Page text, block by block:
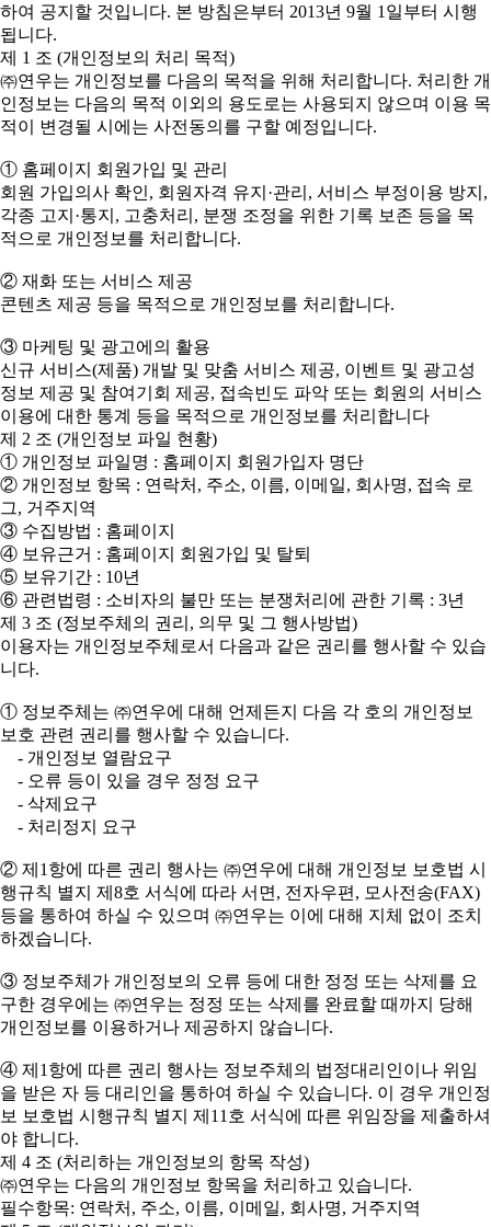
하여 공지할 것입니다. 본 방침은부터 2013년 9월 1일부터 시행
됩니다.
제 1 조 (개인정보의 처리 목적)
㈜연우는 개인정보를 다음의 목적을 위해 처리합니다. 처리한 개
인정보는 다음의 목적 이외의 용도로는 사용되지 않으며 이용 목
적이 변경될 시에는 사전동의를 구할 예정입니다.
① 홈페이지 회원가입 및 관리
회원 가입의사 확인, 회원자격 유지·관리, 서비스 부정이용 방지,
각종 고지·통지, 고충처리, 분쟁 조정을 위한 기록 보존 등을 목
적으로 개인정보를 처리합니다.
② 재화 또는 서비스 제공
콘텐츠 제공 등을 목적으로 개인정보를 처리합니다.
③ 마케팅 및 광고에의 활용
신규 서비스(제품) 개발 및 맞춤 서비스 제공, 이벤트 및 광고성
정보 제공 및 참여기회 제공, 접속빈도 파악 또는 회원의 서비스
이용에 대한 통계 등을 목적으로 개인정보를 처리합니다
제 2 조 (개인정보 파일 현황)
① 개인정보 파일명 : 홈페이지 회원가입자 명단
② 개인정보 항목 : 연락처, 주소, 이름, 이메일, 회사명, 접속 로
그, 거주지역
③ 수집방법 : 홈페이지
④ 보유근거 : 홈페이지 회원가입 및 탈퇴
⑤ 보유기간 : 10년
⑥ 관련법령 : 소비자의 불만 또는 분쟁처리에 관한 기록 : 3년
제 3 조 (정보주체의 권리, 의무 및 그 행사방법)
이용자는 개인정보주체로서 다음과 같은 권리를 행사할 수 있습
니다.
① 정보주체는 ㈜연우에 대해 언제든지 다음 각 호의 개인정보
보호 관련 권리를 행사할 수 있습니다.
- 개인정보 열람요구
- 오류 등이 있을 경우 정정 요구
- 삭제요구
- 처리정지 요구
② 제1항에 따른 권리 행사는 ㈜연우에 대해 개인정보 보호법 시
행규칙 별지 제8호 서식에 따라 서면, 전자우편, 모사전송(FAX)
등을 통하여 하실 수 있으며 ㈜연우는 이에 대해 지체 없이 조치
하겠습니다.
③ 정보주체가 개인정보의 오류 등에 대한 정정 또는 삭제를 요
구한 경우에는 ㈜연우는 정정 또는 삭제를 완료할 때까지 당해
개인정보를 이용하거나 제공하지 않습니다.
④ 제1항에 따른 권리 행사는 정보주체의 법정대리인이나 위임
을 받은 자 등 대리인을 통하여 하실 수 있습니다. 이 경우 개인정
보 보호법 시행규칙 별지 제11호 서식에 따른 위임장을 제출하셔
야 합니다.
제 4 조 (처리하는 개인정보의 항목 작성)
㈜연우는 다음의 개인정보 항목을 처리하고 있습니다.
필수항목: 연락처, 주소, 이름, 이메일, 회사명, 거주지역